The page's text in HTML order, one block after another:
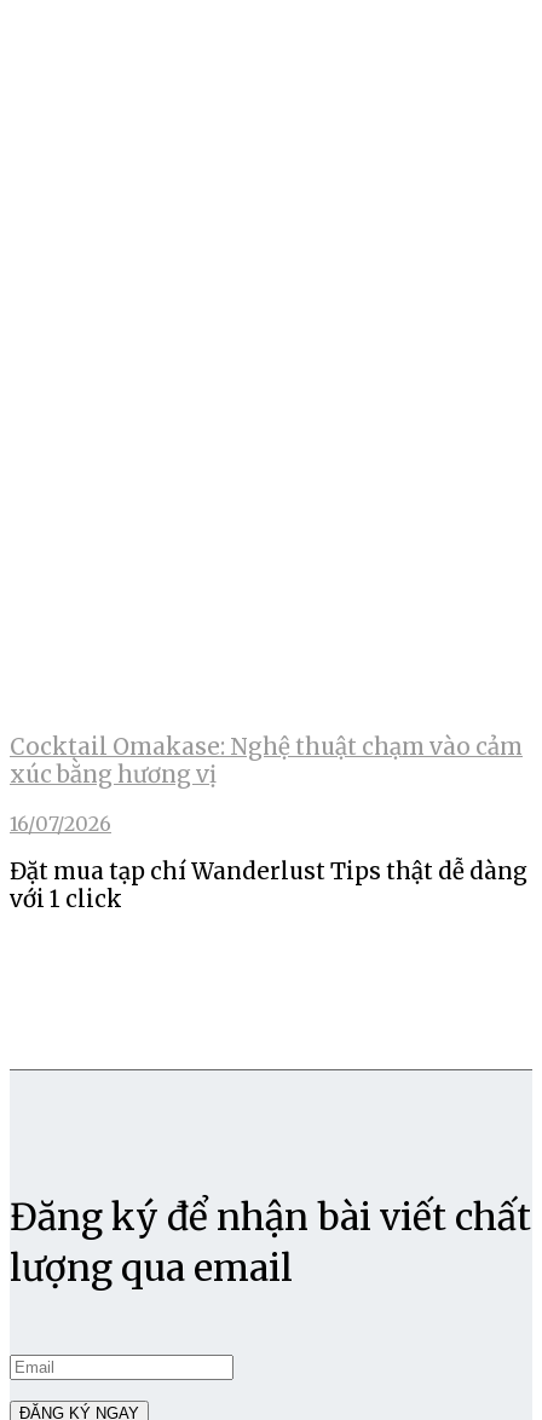
Cocktail Omakase: Nghệ thuật chạm vào cảm
xúc bằng hương vị
16/07/2026
Đặt mua tạp chí Wanderlust Tips thật dễ dàng
với 1 click
Đăng ký để nhận bài viết chất
lượng qua email